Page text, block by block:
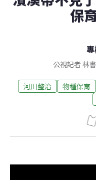
保
公視記者 林
河川整治 物種保育